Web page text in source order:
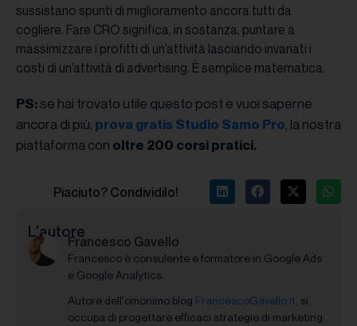
sussistano spunti di miglioramento ancora tutti da
cogliere. Fare CRO significa, in sostanza, puntare a
massimizzare i profitti di un’attività lasciando invariati i
costi di un’attività di advertising. È semplice matematica.
PS:se hai trovato utile questo post e vuoi saperne
ancora di più, prova gratis Studio Samo Pro, la nostra
piattaforma con oltre 200 corsi pratici.
Piaciuto? Condividilo!
L'autore
Francesco Gavello
Francesco è consulente e formatore in Google Ads
e Google Analytics.
Autore dell'omonimo blog FrancescoGavello.it , si
occupa di progettare efficaci strategie di marketing